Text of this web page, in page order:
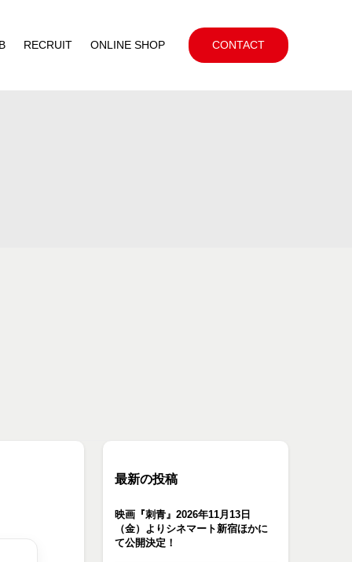
RECRUIT ONLINE SHOP CONTACT
最新の投稿
映画『刺青』2026年11月13日
（金）よりシネマート新宿ほかに
て公開決定！